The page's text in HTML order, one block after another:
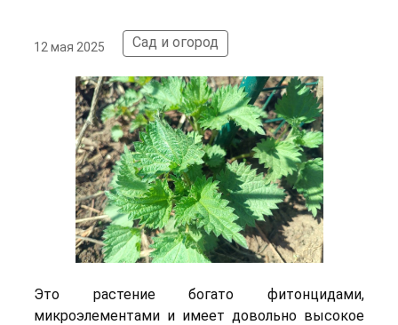
12 мая 2025 Сад и огород
Это растение богато фитонцидами,
микроэлементами и имеет довольно высокое